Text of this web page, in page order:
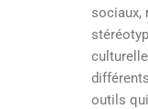
sociaux,
différents
outils